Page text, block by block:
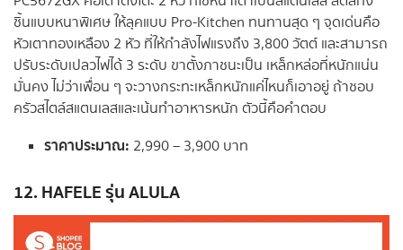
ชิ้นแบบหนาพิเศษ ให้ลุคแบบ Pro-Kitchen ทนทานสุด ๆ จุดเด่นคือ
หัวเตาทองเหลือง 2 หัว ที่ให้กำลังไฟแรงถึง 3,800 วัตต์ และสามารถ
ปรับระดับเปลวไฟได้ 3 ระดับ ขาตั้งภาชนะเป็น เหล็กหล่อที่หนักแน่น
มั่นคง ไม่ว่าเพื่อน ๆ จะวางกระทะเหล็กหนักแค่ไหนก็เอาอยู่ ถ้าชอบ
ครัวสไตล์สแตนเลสและเน้นทำอาหารหนัก ตัวนี้คือคำตอบ
ราคาประมาณ: 2,990 – 3,900 บาท
12. HAFELE รุ่น ALULA